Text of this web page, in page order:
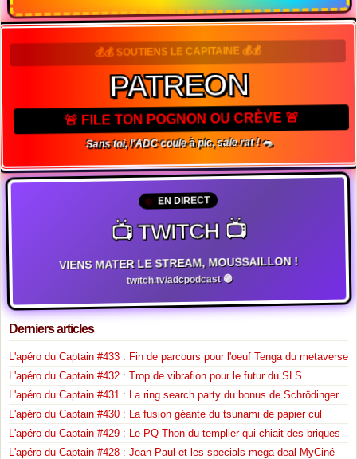
💰💰 SOUTIENS LE CAPITAINE 💰💰
PATREON
🚨 FILE TON POGNON OU CRÈVE 🚨
Sans toi, l'ADC coule à pic, sale rat ! 🐀
EN DIRECT
📺 TWITCH 📺
VIENS MATER LE STREAM, MOUSSAILLON !
twitch.tv/adcpodcast 🟣
Derniers articles
L'apéro du Captain #433 : Fin de parcours pour l'oeuf Tenga du metaverse
L'apéro du Captain #432 : Trop de vibrafion pour le futur du SLS
L'apéro du Captain #431 : La ring search party du bonus de Schrödinger
L'apéro du Captain #430 : La fusion géante du tsunami de papier cul
L'apéro du Captain #429 : Le PQ-Thon du templier qui chiait des briques
L'apéro du Captain #428 : Jean-Paul et les specials mega-deal MyCiné